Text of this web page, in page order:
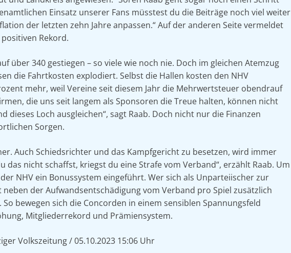
Einsatz unserer Fans müsstest du die Beiträge noch viel weiter
der letzten zehn Jahre anpassen.“ Auf der anderen Seite vermeldet
Rekord.
über 340 gestiegen – so viele wie noch nie. Doch im gleichen Atemzug
die Fahrtkosten explodiert. Selbst die Hallen kosten den NHV
mehr, weil Vereine seit diesem Jahr die Mehrwertsteuer obendrauf
die uns seit langem als Sponsoren die Treue halten, können nicht
dieses Loch ausgleichen“, sagt Raab. Doch nicht nur die Finanzen
Sorgen.
Auch Schiedsrichter und das Kampfgericht zu besetzen, wird immer
das nicht schaffst, kriegst du eine Strafe vom Verband“, erzählt Raab. Um
NHV ein Bonussystem eingeführt. Wer sich als Unparteiischer zur
der Aufwandsentschädigung vom Verband pro Spiel zusätzlich
bewegen sich die Concorden in einem sensiblen Spannungsfeld
Mitgliederrekord und Prämiensystem.
Volkszeitung / 05.10.2023 15:06 Uhr